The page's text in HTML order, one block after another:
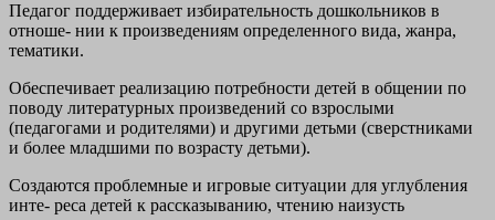
Педагог поддерживает избирательность дошкольников в
отноше- нии к произведениям определенного вида, жанра,
тематики.
Обеспечивает реализацию потребности детей в общении по
поводу литературных произведений со взрослыми
(педагогами и родителями) и другими детьми (сверстниками
и более младшими по возрасту детьми).
Создаются проблемные и игровые ситуации для углубления
инте- реса детей к рассказыванию, чтению наизусть